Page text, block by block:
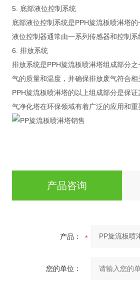
5. 底部液位控制系统
底部液位控制系统是PPH旋流板喷淋塔
液位控制器通常由一系列传感器和控制系
6. 排放系统
排放系统是PPH旋流板喷淋塔组成部分
气的质量和温度，并确保排放废气符合相
PPH旋流板喷淋塔的以上组成部分是保
气净化塔在环保领域有着广泛的应用和重
产品咨询
产品：
您的单位：